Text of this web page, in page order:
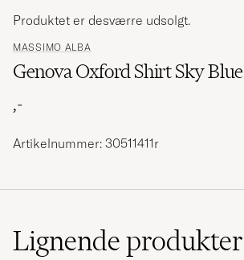
MASSIMO ALBA
Genova Oxford Shirt Sky Blue
,-
Produktet er desværre udsolgt.
Artikelnummer: 30511411r
Lignendeprodukter